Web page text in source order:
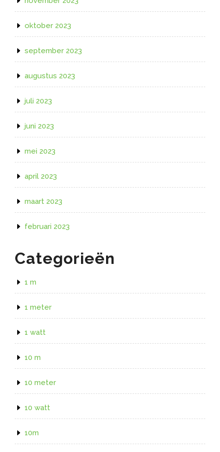
oktober 2023
september 2023
augustus 2023
juli 2023
juni 2023
mei 2023
april 2023
maart 2023
februari 2023
Categorieën
1 m
1 meter
1 watt
10 m
10 meter
10 watt
10m